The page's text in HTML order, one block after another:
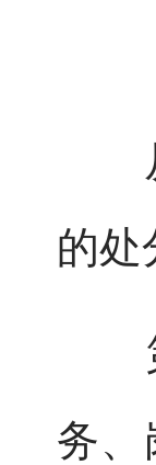
（
从
的处
第
务、